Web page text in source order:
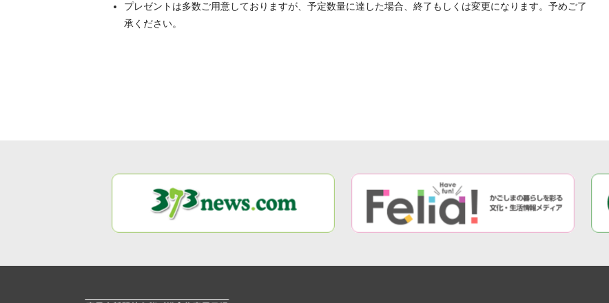
プレゼントは多数ご用意しておりますが、予定数量に達した場合、終了もしくは変更になります。予めご了
承ください。